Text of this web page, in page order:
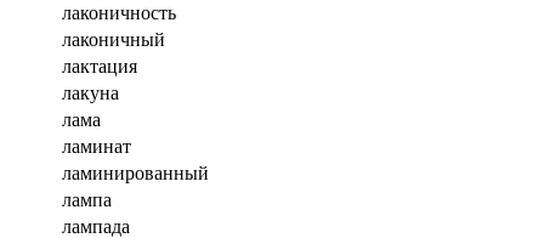
лаконичность
лаконичный
лактация
лакуна
лама
ламинат
ламинированный
лампа
лампада